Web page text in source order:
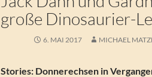
große Dinosaurier-
6. MAI 2017 MICHAEL
Stories: Donnerechsen in